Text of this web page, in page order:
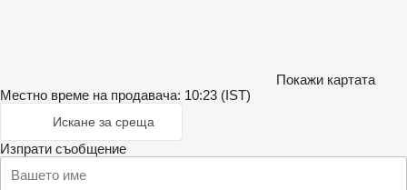
Покажи картата
Местно време на продавача: 10:23 (IST)
Искане за среща
Изпрати съобщение